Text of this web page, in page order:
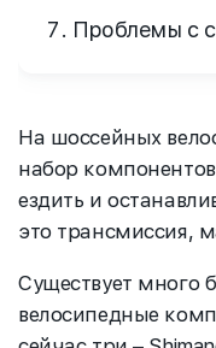
Проблемы с
На шоссейных
набор
ездить и
это трансмиссия,
Существует много
велосипедные